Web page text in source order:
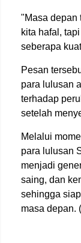
"Masa depan
kita hafal,
seberapa
Pesan
para lulusan
terhadap
setelah
Melalui
para lulusan
menjadi
saing, dan
sehingga
masa depan.